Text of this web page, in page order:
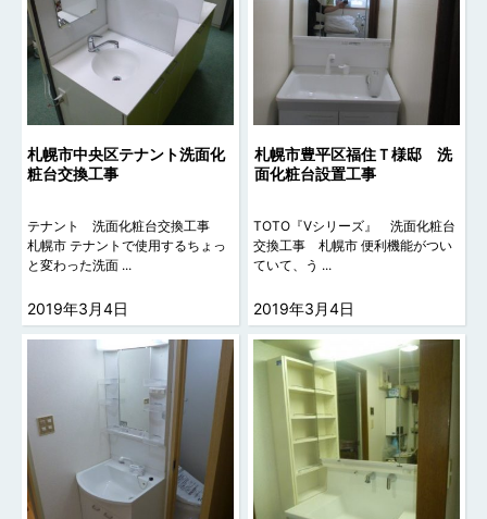
札幌市中央区テナント洗面化
粧台交換工事
テナント 洗面化粧台交換工事
札幌市 テナントで使用するちょっ
と変わった洗面 ...
2019年3月4日
札幌市豊平区福住Ｔ様邸 洗
面化粧台設置工事
TOTO『Vシリーズ』 洗面化粧台
交換工事 札幌市 便利機能がつい
ていて、う ...
2019年3月4日